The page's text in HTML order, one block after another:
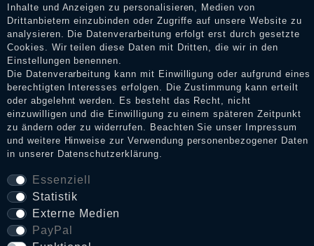
Impressum
Daten­schutz­erklärung
AGB
Widerrufs­recht
VERTRAG WIDERRUFEN
Inhalte und Anzeigen zu personalisieren, Medien von
Drittanbietern einzubinden oder Zugriffe auf unsere Website zu
analysieren. Die Datenverarbeitung erfolgt erst durch gesetzte
Cookies. Wir teilen diese Daten mit Dritten, die wir in den
Einstellungen benennen.
Die Datenverarbeitung kann mit Einwilligung oder aufgrund eines
berechtigten Interesses erfolgen. Die Zustimmung kann erteilt
oder abgelehnt werden. Es besteht das Recht, nicht
einzuwilligen und die Einwilligung zu einem späteren Zeitpunkt
zu ändern oder zu widerrufen. Beachten Sie unser
Impressum
und weitere Hinweise zur Verwendung personenbezogener Daten
in unserer Daten­schutz­erklärung.
Essenziell
Statistik
Externe Medien
PayPal